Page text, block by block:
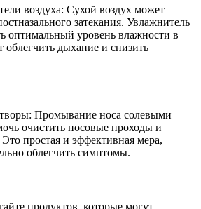
воздуха: Сухой воздух может
затекания. Увлажнитель
оптимальный уровень влажности в
дыхание и снизить
Промывание носа солевыми
очистить носовые проходы и
простая и эффективная мера,
облегчить симптомы.